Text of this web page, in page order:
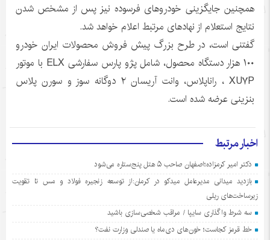
همچنین جایگزینی خودروهای فرسوده نیز پس از مشخص شدن
نتایج استعلام از نهادهای مرتبط اعلام خواهد شد.
گفتنی است، در طرح بزرگ پیش فروش محصولات ایران خودرو
۱۰۰ هزار دستگاه محصول، شامل پژو پارس سفارشی ELX با موتور
XU۷P ، راناپلاس، وانت آریسان ۲ دوگانه سوز و سورن پلاس
بنزینی عرضه شده است.
اخبار مرتبط
دکتر امیر کرمزاده؛اصفهان صاحب ۵ هتل پنج‌ستاره می‌شود
بازدید میدانی مدیرعامل میدکو در کرمان:از توسعه زنجیره فولاد و مس تا تقویت
زیرساخت‌های ریلی
سه شرط واگذاری سایپا / مراقب شخصی‌سازی باشید
خط قرمز کجاست؛ خون‌های دی‌ماه یا صندلی وزارت نفت؟